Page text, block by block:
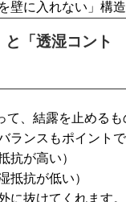
壁に入れない」構
「透湿コント
て、結露を止め
ランスもポイント
抗が高い）
抵抗が低い）
に抜けてくれます